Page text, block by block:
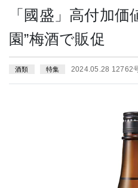
「國盛」高付加
園”梅酒で販促
酒類 特集 2024.05.28 12762